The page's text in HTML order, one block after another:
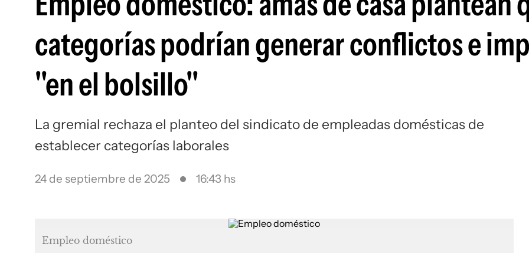
categorías podrían generar conflictos e
"en el bolsillo"
La gremial rechaza el planteo del sindicato de empleadas domésticas de
establecer categorías laborales
24 de septiembre de 2025 16:43 hs
Empleo doméstico